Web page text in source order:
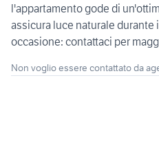
l'appartamento gode di
assicura luce naturale
occasione: contattaci per
Non voglio essere contattato da